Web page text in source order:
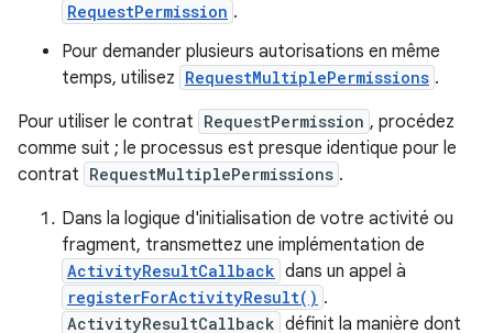
RequestPermission .
Pour demander plusieurs autorisations en même
temps, utilisez RequestMultiplePermissions .
Pour utiliser le contrat RequestPermission , procédez
comme suit ; le processus est presque identique pour le
contrat RequestMultiplePermissions .
Dans la logique d'initialisation de votre activité ou
fragment, transmettez une implémentation de
ActivityResultCallback dans un appel à
registerForActivityResult() .
ActivityResultCallback définit la manière dont